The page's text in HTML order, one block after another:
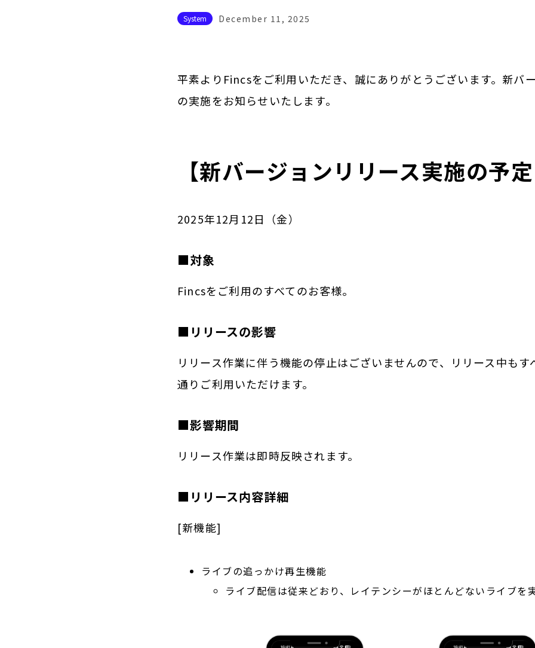
System December 11, 2025
平素よりFincsをご利用いただき、誠にありがとうございます。新バ
の実施をお知らせいたします。‍
【新バージョンリリース実施の予定
2025年12月12日（金）
■対象
Fincsをご利用のすべてのお客様。
■リリースの影響
リリース作業に伴う機能の停止はございませんので、リリース中もす
通りご利用いただけます。
■影響期間
リリース作業は即時反映されます。
■リリース内容詳細
[新機能]
ライブの追っかけ再生機能
ライブ配信は従来どおり、レイテンシーがほとんどないライブを